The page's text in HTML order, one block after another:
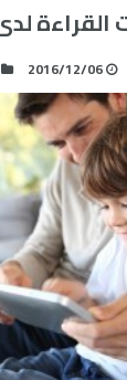
2016/12/06